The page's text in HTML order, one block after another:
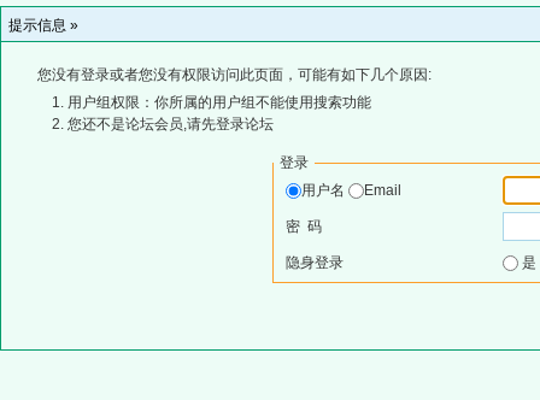
提示信息 »
您没有登录或者您没有权限访问此页面，可能有如下几个原因:
用户组权限：你所属的用户组不能使用搜索功能
您还不是论坛会员,请先登录论坛
登录
用户名
Email
密 码
隐身登录